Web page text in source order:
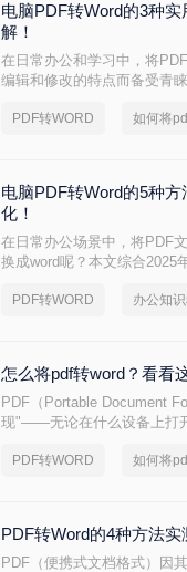
电脑PDF转Word的3种
解！
在日常办公和学习中，将
编辑和修改的特点而备受青
PDF转WORD
电脑PDF转Word的5种
化！
在日常办公场景中，将PDF
换成word呢？本文综合2025
PDF转WORD
怎么将pdf转word？看看
PDF（Portable Document
现"——无论在什么设备上打
流动、自动换行。
PDF转WORD
PDF转Word的4种方法
PDF（便携式文档格式）因